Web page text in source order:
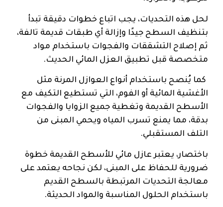
لحل هذه التحديات، يجب اتباع خطوات دقيقة تبدأ
بتنظيف السطح جيدًا وإزالة أي طبقات قديمة تالفة،
ثم إصلاح التشققات والفجوات باستخدام مواد
متخصصة قبل تطبيق العزل المائي الحديث.
كما يُنصح باستخدام أنواع العوازل المرنة مثل
الأغشية المائية أو الفوم، التي تستطيع التكيف مع
الأسطح القديمة وتغطية جميع الزوايا والفجوات
بدقة، مما يمنع تسرب المياه ويحمي المبنى من
التلف المستقبلي.
باختصار، يعتبر عازل مائي للأسطح القديمة خطوة
ضرورية للحفاظ على المبنى، لكن نجاحه يعتمد على
معالجة التحديات المرتبطة بالسطح القديم
باستخدام الحلول المناسبة والمواد الحديثة.